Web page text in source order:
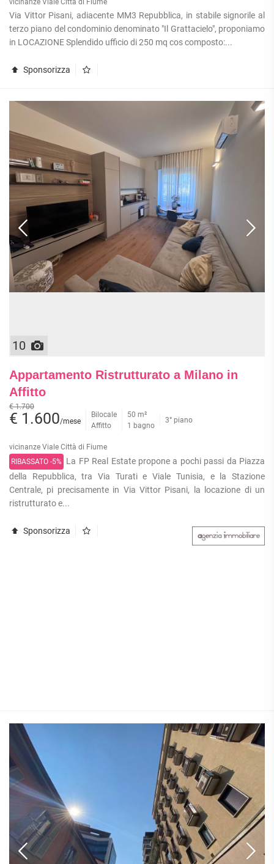
Via Vittor Pisani, adiacente MM3 Repubblica, in stabile signorile al
terzo piano del condominio denominato "Il Grattacielo", proponiamo
in LOCAZIONE Splendido ufficio di 250 mq cos composto:...
Sponsorizza
10
Appartamento Ristrutturato a Milano in
Affitto
€ 1.700
€ 1.600/mese
Bilocale
Affitto
50 m²
1 bagno
3° piano
vicinanze Viale Città di Fiume
RIBASSATO -5% La FP Real Estate propone a pochi passi da Piazza
della Repubblica, tra Via Turati e Viale Tunisia, e la Stazione
Centrale, pi precisamente in Via Vittor Pisani, la locazione di un
ristrutturato e...
Sponsorizza